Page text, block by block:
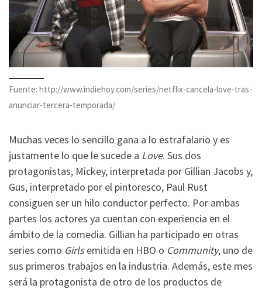
Fuente: http://www.indiehoy.com/series/netflix-cancela-love-tras-
anunciar-tercera-temporada/
Muchas veces lo sencillo gana a lo estrafalario y es
justamente lo que le sucede a Love. Sus dos
protagonistas, Mickey, interpretada por Gillian Jacobs y,
Gus, interpretado por el pintoresco, Paul Rust
consiguen ser un hilo conductor perfecto. Por ambas
partes los actores ya cuentan con experiencia en el
ámbito de la comedia. Gillian ha participado en otras
series como Girlsemitida en HBO o Community, uno de
sus primeros trabajos en la industria. Además, este mes
será la protagonista de otro de los productos de